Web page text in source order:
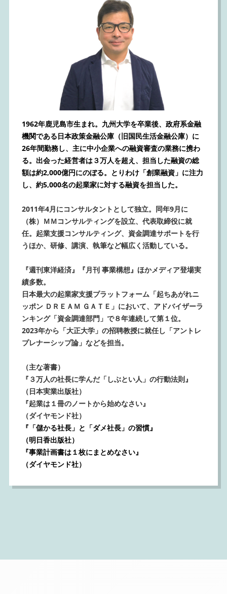
1962年鹿児島市生まれ。九州大学を卒業後、政府系金融
機関である日本政策金融公庫（旧国民生活金融公庫）に
26年間勤務し、主に中小企業への融資審査の業務に携わ
る。出会った経営者は３万人を超え、担当した融資の総
額は約2,000億円にのぼる。とりわけ「創業融資」に注力
し、約5,000名の起業家に対する融資を担当した。
2011年4月にコンサルタントとして独立。同年9月に
（株）ＭＭコンサルティングを設立、代表取締役に就
任。起業支援コンサルティング、資金調達サポートを行
うほか、研修、講演、執筆など幅広く活動している。
『週刊東洋経済』『月刊 事業構想』ほかメディア登場実
績多数。
日本最大の起業家支援プラットフォーム「起ちあがれニ
ッポン ＤＲＥＡＭ ＧＡＴＥ」において、アドバイザーラ
ンキング「資金調達部門」で８年連続して第１位。
2023年から「大正大学」の招聘教授に就任し「アントレ
プレナーシップ論」などを担当。
（主な著書）
『３万人の社長に学んだ「しぶとい人」の行動法則』
（日本実業出版社）
『起業は１冊のノートから始めなさい』
（ダイヤモンド社）
『「儲かる社長」と「ダメ社長」の習慣』
（明日香出版社）
『事業計画書は１枚にまとめなさい』
（ダイヤモンド社）